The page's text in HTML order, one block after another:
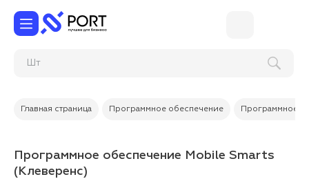
Главная страница Программное обеспечение Программное
Программное обеспечение Mobile Smarts
(Клеверенс)